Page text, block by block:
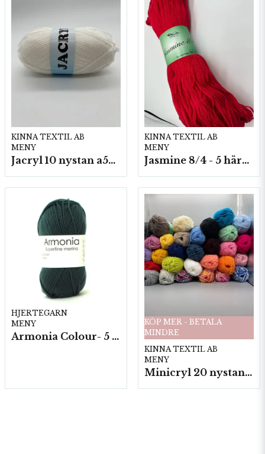
KINNA TEXTIL AB
MENY
Jacryl 10 nystan a50g./fp.
KINNA TEXTIL AB
MENY
Jasmine 8/4 - 5 härvor a200g./fp.
HJERTEGARN
MENY
Armonia Colour- 5 härv/fp. a100 g.
KÖP MER - BETALA
MINDRE
KINNA TEXTIL AB
MENY
Minicryl 20 nystan a25g./fp.